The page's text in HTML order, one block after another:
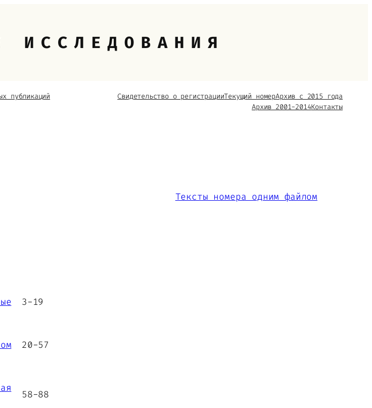
ИССЛЕДОВАНИЯ
публикаций
Свидетельство о регистрацииТекущий номерАрхив с 2015 года
Архив 2001-2014Контакты
Тексты номера одним файлом
3-19
20-57
58-88